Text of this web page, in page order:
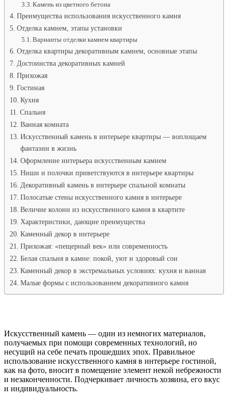
Камень из цветного бетона
Преимущества использования искусственного камня
Отделка камнем, этапы установки
Варианты отделки камнем квартиры
Отделка квартиры декоративным камнем, основные этапы
Достоинства декоративных камней
Прихожая
Гостиная
Кухня
Спальня
Ванная комната
Искусственный камень в интерьере квартиры — воплощаем
фантазии в жизнь
Оформление интерьера искусственным камнем
Ниши и полочки приветствуются в интерьере квартиры
Декоративный камень в интерьере спальной комнаты
Полосатые стены искусственного камня в интерьере
Величие колонн из искусственного камня в квартите
Характеристики, дающие преимущества
Каменный декор в интерьере
Прихожая: «пещерный век» или современность
Белая спальня в камне: покой, уют и здоровый сон
Каменный декор в экстремальных условиях: кухня и ванная
Малые формы с использованием декоративного камня
Искусственный камень — один из немногих материалов,
получаемых при помощи современных технологий, но
несущий на себе печать прошедших эпох. Правильное
использование искусственного камня в интерьере гостиной,
как на фото, вносит в помещение элемент некой небрежности
и незаконченности. Подчеркивает личность хозяина, его вкус
и индивидуальность.